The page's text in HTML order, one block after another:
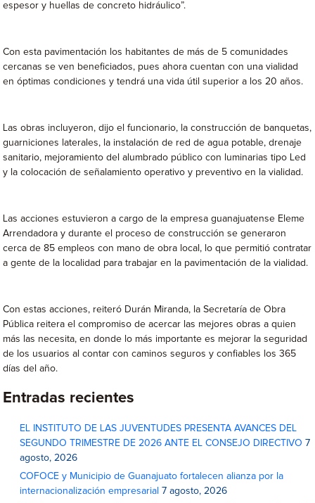
espesor y huellas de concreto hidráulico”.
Con esta pavimentación los habitantes de más de 5 comunidades
cercanas se ven beneficiados, pues ahora cuentan con una vialidad
en óptimas condiciones y tendrá una vida útil superior a los 20 años.
Las obras incluyeron, dijo el funcionario, la construcción de banquetas,
guarniciones laterales, la instalación de red de agua potable, drenaje
sanitario, mejoramiento del alumbrado público con luminarias tipo Led
y la colocación de señalamiento operativo y preventivo en la vialidad.
Las acciones estuvieron a cargo de la empresa guanajuatense Eleme
Arrendadora y durante el proceso de construcción se generaron
cerca de 85 empleos con mano de obra local, lo que permitió contratar
a gente de la localidad para trabajar en la pavimentación de la vialidad.
Con estas acciones, reiteró Durán Miranda, la Secretaría de Obra
Pública reitera el compromiso de acercar las mejores obras a quien
más las necesita, en donde lo más importante es mejorar la seguridad
de los usuarios al contar con caminos seguros y confiables los 365
días del año.
Entradas recientes
EL INSTITUTO DE LAS JUVENTUDES PRESENTA AVANCES DEL
SEGUNDO TRIMESTRE DE 2026 ANTE EL CONSEJO DIRECTIVO 7
agosto, 2026
COFOCE y Municipio de Guanajuato fortalecen alianza por la
internacionalización empresarial 7 agosto, 2026